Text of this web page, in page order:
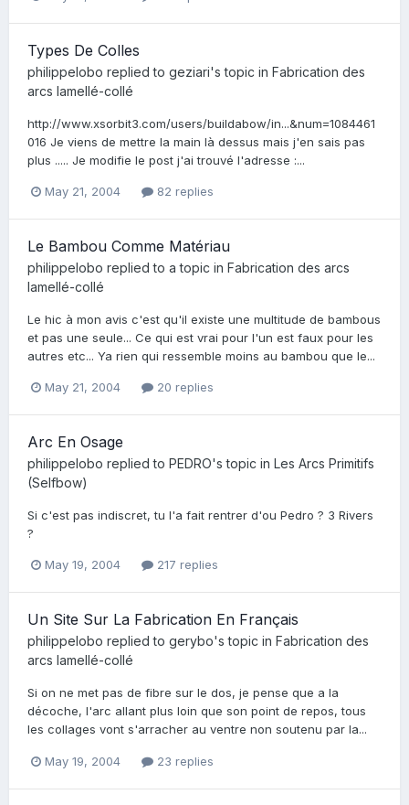
Types De Colles
philippelobo replied to geziari's topic in Fabrication des
arcs lamellé-collé
http://www.xsorbit3.com/users/buildabow/in...&num=1084461
016 Je viens de mettre la main là dessus mais j'en sais pas
plus ..... Je modifie le post j'ai trouvé l'adresse :...
May 21, 2004 82 replies
Le Bambou Comme Matériau
philippelobo replied to a topic in Fabrication des arcs
lamellé-collé
Le hic à mon avis c'est qu'il existe une multitude de bambous
et pas une seule... Ce qui est vrai pour l'un est faux pour les
autres etc... Ya rien qui ressemble moins au bambou que le...
May 21, 2004 20 replies
Arc En Osage
philippelobo replied to PEDRO's topic in Les Arcs Primitifs
(Selfbow)
Si c'est pas indiscret, tu l'a fait rentrer d'ou Pedro ? 3 Rivers
?
May 19, 2004 217 replies
Un Site Sur La Fabrication En Français
philippelobo replied to gerybo's topic in Fabrication des
arcs lamellé-collé
Si on ne met pas de fibre sur le dos, je pense que a la
décoche, l'arc allant plus loin que son point de repos, tous
les collages vont s'arracher au ventre non soutenu par la...
May 19, 2004 23 replies